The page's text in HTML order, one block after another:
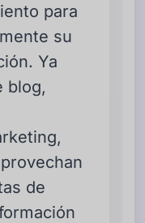
para
su
Ya
blog,
de